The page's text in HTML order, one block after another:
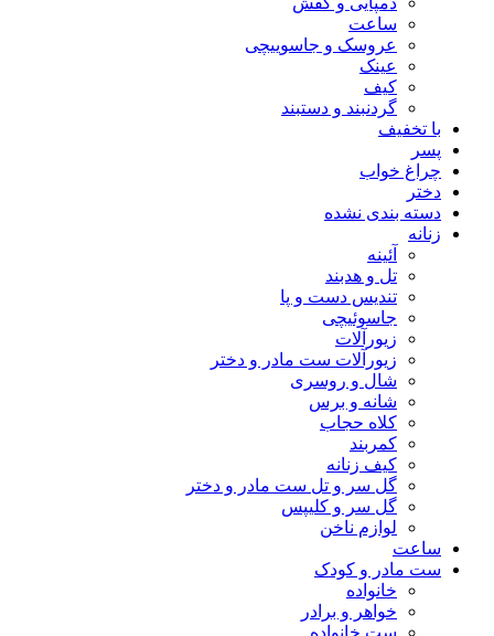
ساعت
عروسک و جاسوییچی
عینک
کیف
گردنبند و دستبند
با تخفیف
پسر
چراغ خواب
دختر
دسته بندی نشده
زنانه
آئینه
تل و هدبند
تندیس دست و پا
جاسوئیچی
زیورآلات
زیورآلات ست مادر و دختر
شال و روسری
شانه و برس
کلاه حجاب
کمربند
کیف زنانه
گل سر و تل ست مادر و دختر
گل سر و کلیپس
لوازم ناخن
ساعت
ست مادر و کودک
خانواده
خواهر و برادر
ست خانواده